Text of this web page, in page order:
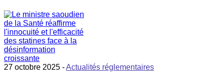
27 octobre 2025 -Actualités réglementaires